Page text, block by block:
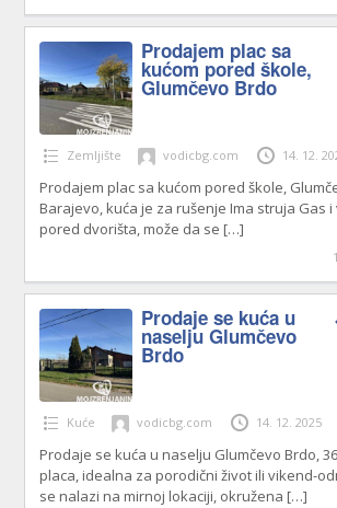
Prodajem plac sa
kućom pored škole,
Glumčevo Brdo
Zemljište vodicbg.com 14. 12.
Prodajem plac sa kućom pored škole,
Barajevo, kuća je za rušenje Ima struja Gas
pored dvorišta, može da se […]
Prodaje se kuća u
naselju Glumčevo
Brdo
Kuće vodicbg.com 14. 12. 2025
Prodaje se kuća u naselju Glumčevo Brdo,
placa, idealna za porodični život ili vikend-
se nalazi na mirnoj lokaciji, okružena […]